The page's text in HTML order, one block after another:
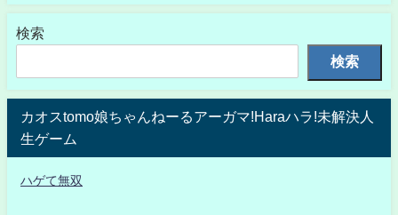
検索
検索
カオスtomo娘ちゃんねーるアーガマ!Haraハラ!未解決人
生ゲーム
ハゲて無双